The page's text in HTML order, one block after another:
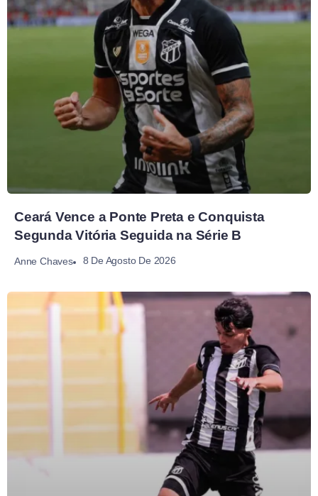
Ceará Vence a Ponte Preta e Conquista
Segunda Vitória Seguida na Série B
Anne Chaves 8 De Agosto De 2026